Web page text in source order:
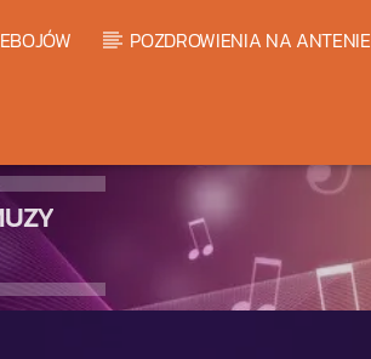
POZDROWIENIA NA ANTENIE